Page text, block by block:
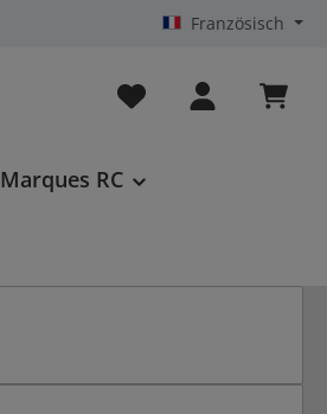
Französisch
Vous avez 0 articles
Marques RC